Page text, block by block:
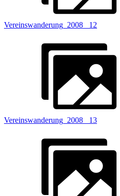
Vereinswanderung_2008 _12
Vereinswanderung_2008 _13